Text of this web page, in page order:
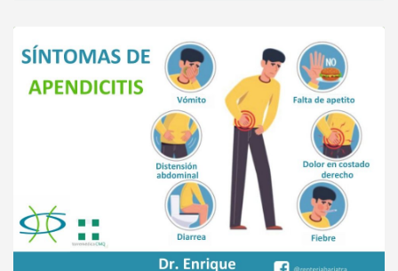
Buena explicación y atención, resolvió todas
mis dudas y quedé satisfecha con la
consulta, gracias.
Paciente